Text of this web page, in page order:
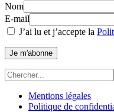
Nom
E-mail
J’ai lu et j’accepte la
Je m'abonne
Mentions légales
Politique de